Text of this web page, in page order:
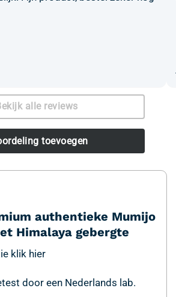
alle reviews
toevoegen
authentieke Mumijo
Himalaya gebergte
klik hier
door een Nederlands lab.